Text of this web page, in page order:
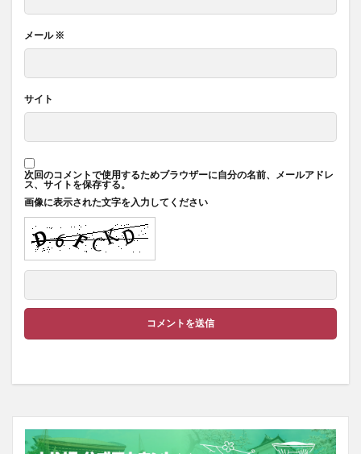
メール※
サイト
次回のコメントで使用するためブラウザーに自分の名前、メールアドレ
ス、サイトを保存する。
画像に表示された文字を入力してください